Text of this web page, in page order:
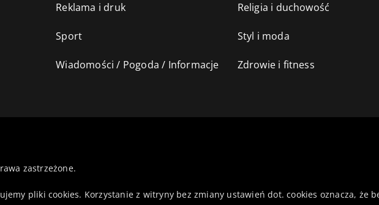
Reklama i druk Religia i duchowość
Sport Styl i moda
Wiadomości / Pogoda / Informacje Zdrowie i fitness
zastrzeżone.
pliki cookies. Korzystanie z witryny bez zmiany ustawień dot. cookies oznacza, że